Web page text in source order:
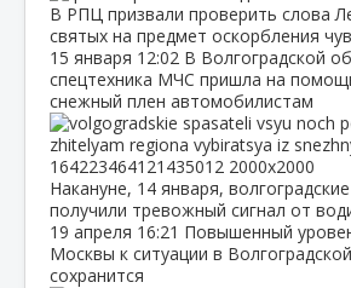
В РПЦ призвали проверить слова
святых на предмет оскорбления
15 января 12:02 В Волгоградской
спецтехника МЧС пришла на
снежный плен автомобилистам
Накануне, 14 января,
получили тревожный сигнал от
19 апреля 16:21 Повышенный
Москвы к ситуации в
сохранится